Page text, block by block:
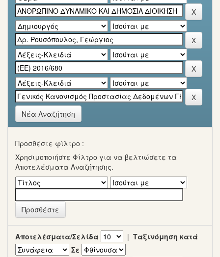
Νέα Αναζήτηση
Προσθέστε φίλτρο :
Χρησιμοποιήστε Φίλτρο για να βελτιώσετε τα
Αποτελέσματα Αναζήτησης.
Αποτελέσματα/Σελίδα | Ταξινόμηση κατά
Σε